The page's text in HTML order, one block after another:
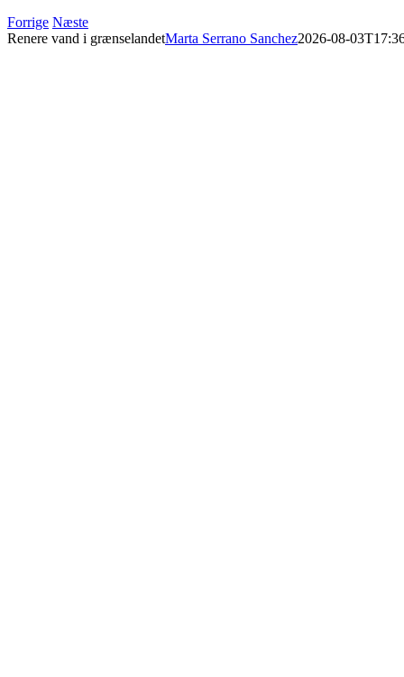
Forrige Næste
Renere vand i grænselandetMarta Serrano Sanchez2026-08-